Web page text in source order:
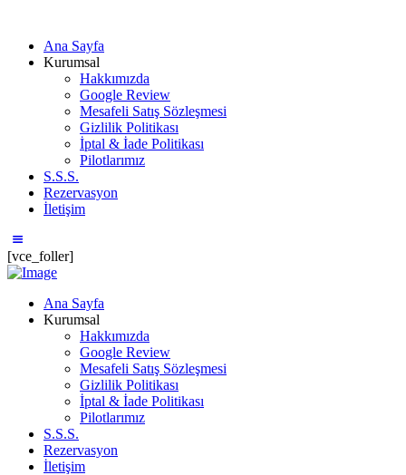
Ana Sayfa
Kurumsal
Hakkımızda
Google Review
Mesafeli Satış Sözleşmesi
Gizlilik Politikası
İptal & İade Politikası
Pilotlarımız
S.S.S.
Rezervasyon
İletişim
[vce_foller]
Ana Sayfa
Kurumsal
Hakkımızda
Google Review
Mesafeli Satış Sözleşmesi
Gizlilik Politikası
İptal & İade Politikası
Pilotlarımız
S.S.S.
Rezervasyon
İletişim